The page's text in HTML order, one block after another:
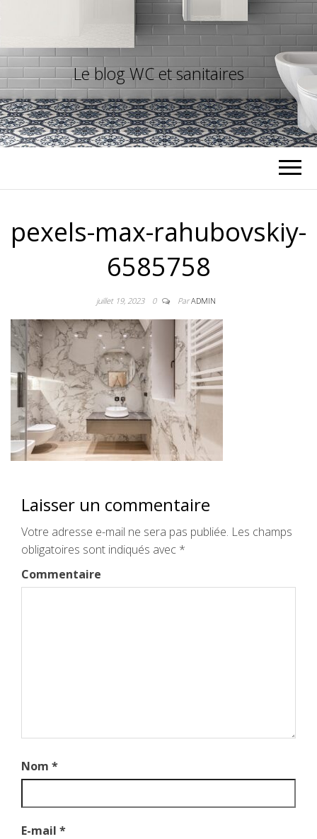
Le blog WC et sanitaires
pexels-max-rahubovskiy-
6585758
juillet 19, 2023 0 ParADMIN
Laisser un commentaire
Votre adresse e-mail ne sera pas publiée. Les champs
obligatoires sont indiqués avec *
Commentaire
Nom *
E-mail *